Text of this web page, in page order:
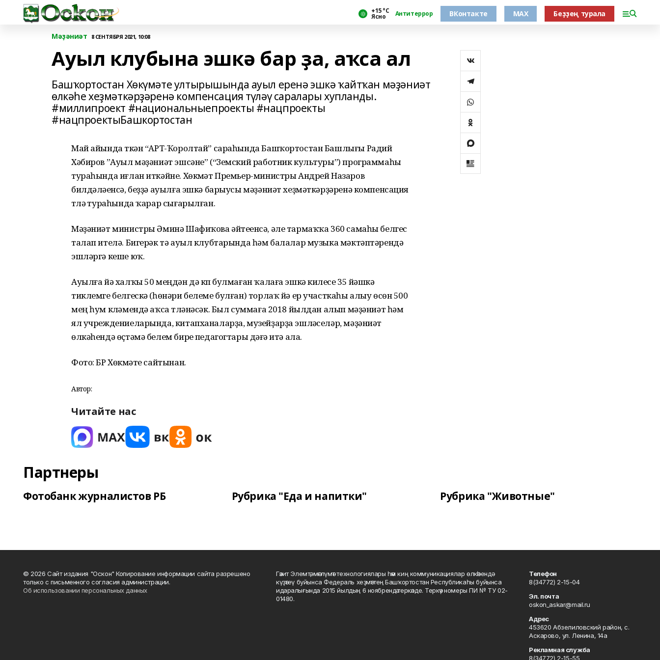
+15 °С
Ясно Антитеррор ВКонтакте MAX Беҙҙең турала
Мәҙәниәт 8 СЕНТЯБРЯ 2021, 10:08
Ауыл клубына эшкә бар ҙа, аҡса ал
Башҡортостан Хөкүмәте ултырышында ауыл еренә эшкә ҡайтҡан мәҙәниәт
өлкәһе хеҙмәткәрҙәренә компенсация түләү саралары хупланды.
#миллипроект #национальныепроекты #нацпроекты
#нацпроектыБашкортостан
Май айында үткән “АРТ-Ҡоролтай” сараһында Башҡортостан Башлығы Радий
Хәбиров ”Ауыл мәҙәниәт эшсәне” (“Земский работник культуры”) программаһы
тураһында иғлан иткәйне. Хөкүмәт Премьер-министры Андрей Назаров
билдәләүенсә, беҙҙә ауылға эшкә барыусы мәҙәниәт хеҙмәткәрҙәренә компенсация
түләү тураһында ҡарар сығарылған.
Мәҙәниәт министры Әминә Шафиҡова әйтеүенсә, әле тармаҡҡа 360 самаһы белгес
талап ителә. Бигерәк тә ауыл клубтарында һәм балалар музыка мәктәптәрендә
эшләргә кеше юҡ.
Ауылға йә халҡы 50 меңдән дә күп булмаған ҡалаға эшкә килеүсе 35 йәшкә
тиклемге белгескә (һөнәри белеме булған) торлаҡ йә ер участкаһы алыу өсөн 500
мең һум күләмендә аҡса түләнәсәк. Был суммаға 2018 йылдан алып мәҙәниәт һәм
ял учреждениеларында, китапханаларҙа, музейҙарҙа эшләүселәр, мәҙәниәт
өлкәһендә өҫтәмә белем биреү педагогтары дәғүә итә ала.
Фото: БР Хөкүмәте сайтынан.
Автор:
Читайте нас
Партнеры
Фотобанк журналистов РБ Рубрика "Еда и напитки" Рубрика "Животные"
© 2026 Сайт издания "Оскон" Копирование информации сайта разрешено
только с письменного согласия администрации.
Об использовании персональных данных
Гәзит Элемтә, мәғлүмәт технологиялары һәм киң коммуникациялар өлкәһендә
күҙәтеү буйынса Федераль хеҙмәттең Башҡортостан Республикаһы буйынса
идаралығында 2015 йылдың 6 ноябрендә теркәлде. Теркәү номеры ПИ № ТУ 02-
01480.
Телефон
8(34772) 2-15-04
Эл. почта
oskon_askar@mail.ru
Адрес
453620 Абзелиловский район, с.
Аскарово, ул. Ленина, 14а
Рекламная служба
8(34772) 2-15-55